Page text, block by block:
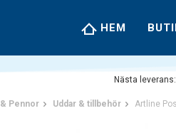
HEM
Nästa leverans:
Pennor Uddar & tillbehör Artline